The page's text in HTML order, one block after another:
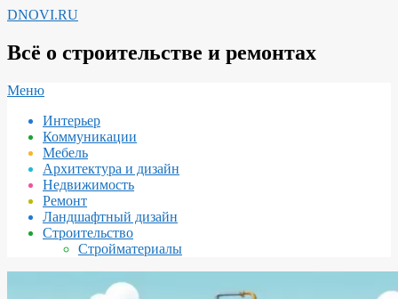
Перейти
содержимому
DNOVI.RU
Всё о строительстве и ремонтах
Вторичное
навигации
Меню
Интерьер
Коммуникации
Мебель
Архитектура и дизайн
Недвижимость
Ремонт
Ландшафтный дизайн
Строительство
Стройматериалы